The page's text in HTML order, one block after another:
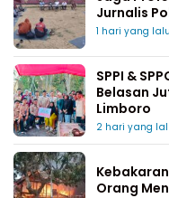
Jurnalis
1 hari yang lalu
SPPI &
Belasan
Limboro
2 hari yang
Orang